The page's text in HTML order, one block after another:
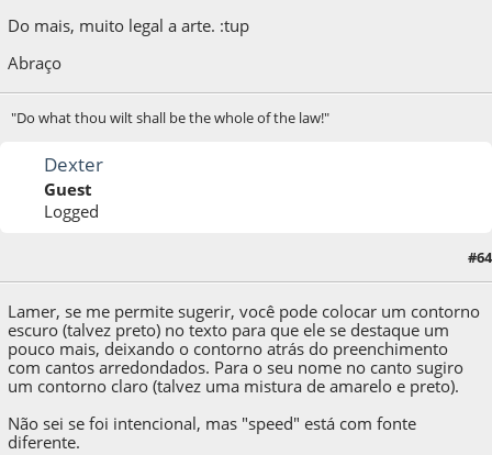
Do mais, muito legal a arte. :tup
Abraço
"Do what thou wilt shall be the whole of the law!"
Dexter
Guest
Logged
: 26 de October de 2012, as 20:04:53#64
Lamer, se me permite sugerir, você pode colocar um contorno
escuro (talvez preto) no texto para que ele se destaque um
pouco mais, deixando o contorno atrás do preenchimento
com cantos arredondados. Para o seu nome no canto sugiro
um contorno claro (talvez uma mistura de amarelo e preto).
Não sei se foi intencional, mas "speed" está com fonte
diferente.